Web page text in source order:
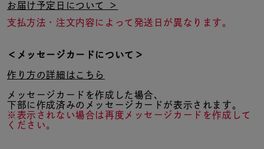
お届け予定日について ＞
支払方法・注文内容によって発送日が異なります。
＜メッセージカードについて＞
作り方の詳細はこちら
メッセージカードを作成した場合、
下部に作成済みのメッセージカードが表示されます。
※表示されない場合は再度メッセージカードを作成して
ください。